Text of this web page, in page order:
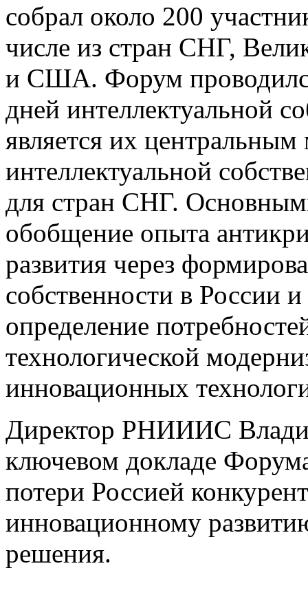
собрал около 200
числе из стран СНГ,
и США. Форум
дней интеллектуальной
является их
интеллектуальной
для стран СНГ.
обобщение опыта
развития через
собственности в России
определение
технологической
инновационных
Директор РНИИИС
ключевом докладе
потери Россией
инновационному
решения.